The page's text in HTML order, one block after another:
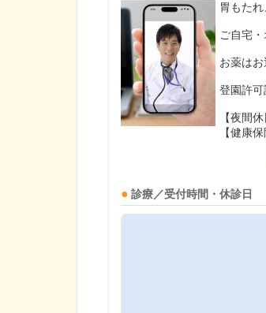
胃もた
ご自宅
お薬は
登園許
【夜間
【健康
診療／受付時間・休診日